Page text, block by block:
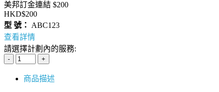
美邦訂金連結 $200
HKD$200
型 號：
ABC123
查看詳情
請選擇計劃內的服務:
商品描述